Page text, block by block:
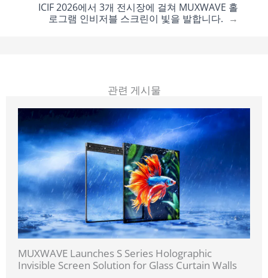
ICIF 2026에서 3개 전시장에 걸쳐 MUXWAVE 홀
로그램 인비저블 스크린이 빛을 발합니다. →
관련 게시물
MUXWAVE Launches S Series Holographic
Invisible Screen Solution for Glass Curtain Walls